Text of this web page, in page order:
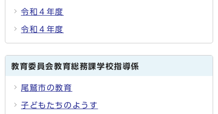
令和４年度
令和４年度
教育委員会教育総務課学校指導係
尾鷲市の教育
子どもたちのようす